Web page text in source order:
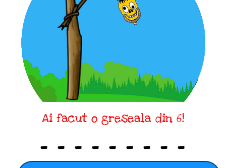
Ai facut o greseala din 6!
_ _ _ _ _ _ _ _ _